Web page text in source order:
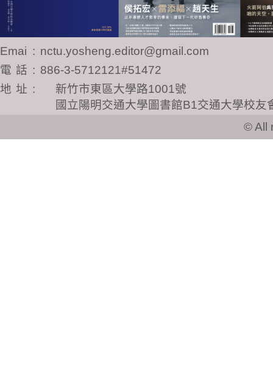
Email : nctu.yosheng.editor@gmail.com
電話 : 886-3-5712121#51472
地址 :
新竹市東區大學路1001號
國立陽明交通大學圖書館B1交通大學校友
© All